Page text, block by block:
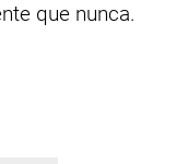
que nunca.